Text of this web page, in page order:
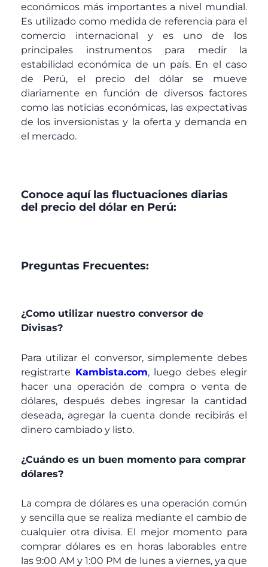
económicos más importantes a nivel mundial.
Es utilizado como medida de referencia para el
comercio internacional y es uno de los
principales instrumentos para medir la
estabilidad económica de un país. En el caso
de Perú, el precio del dólar se mueve
diariamente en función de diversos factores
como las noticias económicas, las expectativas
de los inversionistas y la oferta y demanda en
el mercado.
Conoce aquí las fluctuaciones diarias
del precio del dólar en Perú:
Preguntas Frecuentes:
¿Como utilizar nuestro conversor de
Divisas?
Para utilizar el conversor, simplemente debes
registrarte Kambista.com, luego debes elegir
hacer una operación de compra o venta de
dólares, después debes ingresar la cantidad
deseada, agregar la cuenta donde recibirás el
dinero cambiado y listo.
¿Cuándo es un buen momento para comprar
dólares?
La compra de dólares es una operación común
y sencilla que se realiza mediante el cambio de
cualquier otra divisa. El mejor momento para
comprar dólares es en horas laborables entre
las 9:00 AM y 1:00 PM de lunes a viernes, ya que